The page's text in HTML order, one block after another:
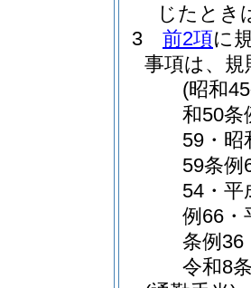
じたとき
3
前2項に
事項は、
(昭和
和50条
59・昭
59条例
54・平
例66・
条例36
令和8